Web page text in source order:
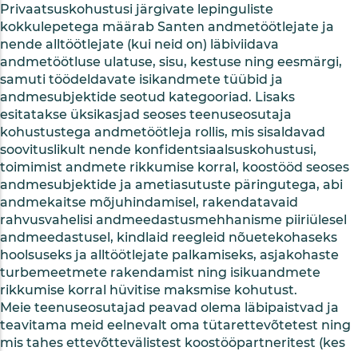
Privaatsuskohustusi järgivate lepinguliste
kokkulepetega määrab Santen andmetöötlejate ja
nende alltöötlejate (kui neid on) läbiviidava
andmetöötluse ulatuse, sisu, kestuse ning eesmärgi,
samuti töödeldavate isikandmete tüübid ja
andmesubjektide seotud kategooriad. Lisaks
esitatakse üksikasjad seoses teenuseosutaja
kohustustega andmetöötleja rollis, mis sisaldavad
soovituslikult nende konfidentsiaalsuskohustusi,
toimimist andmete rikkumise korral, koostööd seoses
andmesubjektide ja ametiasutuste päringutega, abi
andmekaitse mõjuhindamisel, rakendatavaid
rahvusvahelisi andmeedastusmehhanisme piiriülesel
andmeedastusel, kindlaid reegleid nõuetekohaseks
hoolsuseks ja alltöötlejate palkamiseks, asjakohaste
turbemeetmete rakendamist ning isikuandmete
rikkumise korral hüvitise maksmise kohutust.
Meie teenuseosutajad peavad olema läbipaistvad ja
teavitama meid eelnevalt oma tütarettevõtetest ning
mis tahes ettevõttevälistest koostööpartneritest (kes